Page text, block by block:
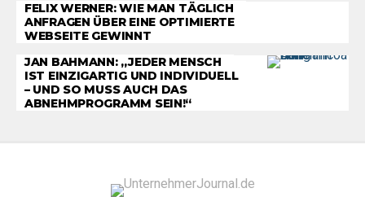
FELIX WERNER: WIE MAN TÄGLICH
ANFRAGEN ÜBER EINE OPTIMIERTE
WEBSEITE GEWINNT
JAN BAHMANN: „JEDER MENSCH
IST EINZIGARTIG UND INDIVIDUELL
– UND SO MUSS AUCH DAS
ABNEHMPROGRAMM SEIN!“